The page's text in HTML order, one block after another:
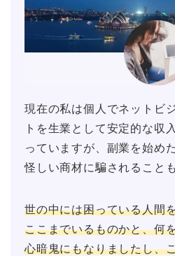
現在の私は個人でネットビ
トを生業として安定的な収
っていますが、副業を始め
怪しい商材に騙されること
世の中には困っている人間
ここまでいるものかと、何
心暗鬼にもなりましたし、